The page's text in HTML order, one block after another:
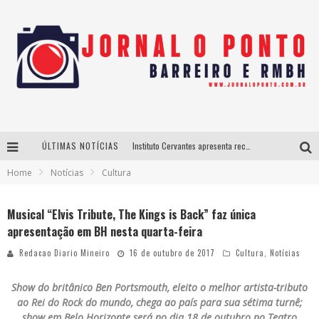
ÚLTIMAS NOTÍCIAS
Home Notícias Cultura
Musical “Elvis Tribute, The Kings is Back” faz única
apresentação em BH nesta quarta-feira
Redacao Diario Mineiro 16 de outubro de 2017 Cultura Notícias
Show do britânico Ben Portsmouth, eleito o melhor artista-tributo
ao Rei do Rock do mundo, chega ao país para sua sétima turnê;